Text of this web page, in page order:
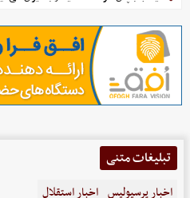
تبلیغات متنی
اخبار پرسپولیس اخبار استقلال